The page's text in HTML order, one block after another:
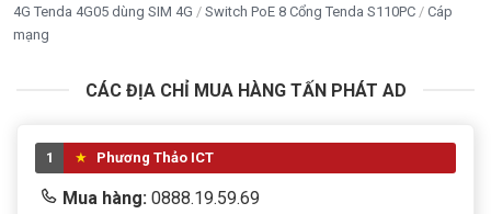
Đầu cấp nguồn Không cần
Xuất xứ Trung Quốc
4G Tenda 4G05 dùng SIM 4G
Switch PoE 8 Cổng Tenda S110PC
Cáp
mạng
CÁC ĐỊA CHỈ MUA HÀNG TẤN PHÁT AD
1 Phương Thảo ICT
Mua hàng: 0888.19.59.69